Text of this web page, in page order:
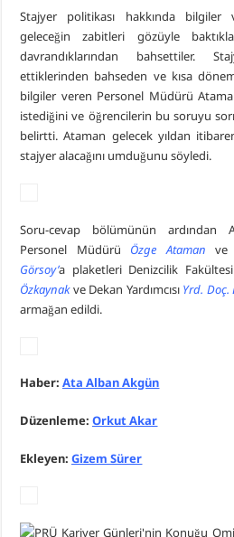
Stajyer politikası hakkında bilgiler
geleceğin zabitleri gözüyle
davrandıklarından bahsettiler.
ettiklerinden bahseden ve kısa
bilgiler veren Personel Müdürü
istediğini ve öğrencilerin bu soruyu
belirtti. Ataman gelecek yıldan
stajyer alacağını umduğunu söyledi.
Soru-cevap bölümünün ardından
Personel Müdürü Özge Ataman ve
Görsoy’a plaketleri Denizcilik Fakültesi
Özkaynakve Dekan Yardımcısı Yrd. Doç.
armağan edildi.
Haber: Ata Alban Akgün
Düzenleme:Orkut Akar
Ekleyen:Gizem Sürer